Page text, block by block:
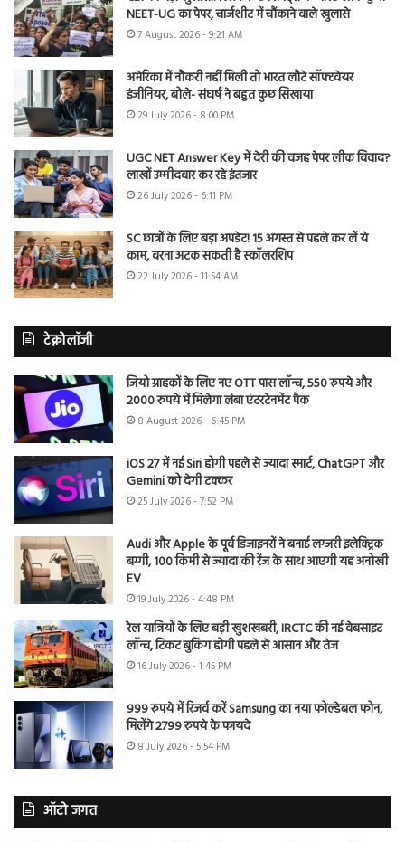
NEET-UG का पेपर, चार्जशीट में चौंकाने वाले खुलासे
7 August 2026 - 9:21 AM
अमेरिका में नौकरी नहीं मिली तो भारत लौटे सॉफ्टवेयर
इंजीनियर, बोले- संघर्ष ने बहुत कुछ सिखाया
29 July 2026 - 8:00 PM
UGC NET Answer Key में देरी की वजह पेपर लीक विवाद?
लाखों उम्मीदवार कर रहे इंतजार
26 July 2026 - 6:11 PM
SC छात्रों के लिए बड़ा अपडेट! 15 अगस्त से पहले कर लें ये
काम, वरना अटक सकती है स्कॉलरशिप
22 July 2026 - 11:54 AM
टेक्नोलॉजी
जियो ग्राहकों के लिए नए OTT पास लॉन्च, 550 रुपये और
2000 रुपये में मिलेगा लंबा एंटरटेनमेंट पैक
8 August 2026 - 6:45 PM
iOS 27 में नई Siri होगी पहले से ज्यादा स्मार्ट, ChatGPT और
Gemini को देगी टक्कर
25 July 2026 - 7:52 PM
Audi और Apple के पूर्व डिजाइनरों ने बनाई लग्जरी इलेक्ट्रिक
बग्गी, 100 किमी से ज्यादा की रेंज के साथ आएगी यह अनोखी
EV
19 July 2026 - 4:48 PM
रेल यात्रियों के लिए बड़ी खुशखबरी, IRCTC की नई वेबसाइट
लॉन्च, टिकट बुकिंग होगी पहले से आसान और तेज
16 July 2026 - 1:45 PM
999 रुपये में रिजर्व करें Samsung का नया फोल्डेबल फोन,
मिलेंगे 2799 रुपये के फायदे
8 July 2026 - 5:54 PM
ऑटो जगत